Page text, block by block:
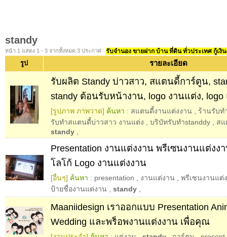
standy
หน้า 1 แสดง 1 - 3 จากทั้งหมด 3 ประกาศ รับจำนอง ขายฝาก บ้าน ที่ดิน ทั่วประเทศ กู้เงิ
รูป รายละเอียด
รับผลิต Standy บ่าวสาว, สแตนดี้การ์ตูน,
standy ต้อนรับหน้างาน, logo งานแต่ง, logo
[รูปภาพ ภาพวาด] ค้นหา : สแตนดี้งานแต่งงาน
ร้านรับทํ
รับทําสแตนดี้บ่าวสาว งานแต่ง
บริบัทรับทำstanddy
สแ
standy
Presentation งานแต่งงาน พรีเซนงานแต่งง
โลโก้ Logo งานแต่งงาน
[อื่นๆ] ค้นหา : presentation งานแต่งาน
พรีเซนงานแต่ง
ป้ายชื่องานแต่งาน
standy
Maaniidesign เราออกแบบ Presentation
Wedding และพร็อพงานแต่งงาน เพื่อคุณ